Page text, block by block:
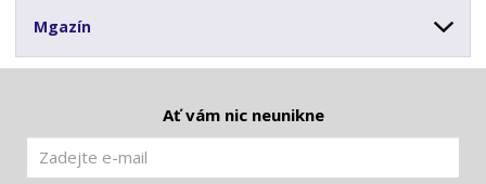
Mgazín
Ať vám nic neunikne